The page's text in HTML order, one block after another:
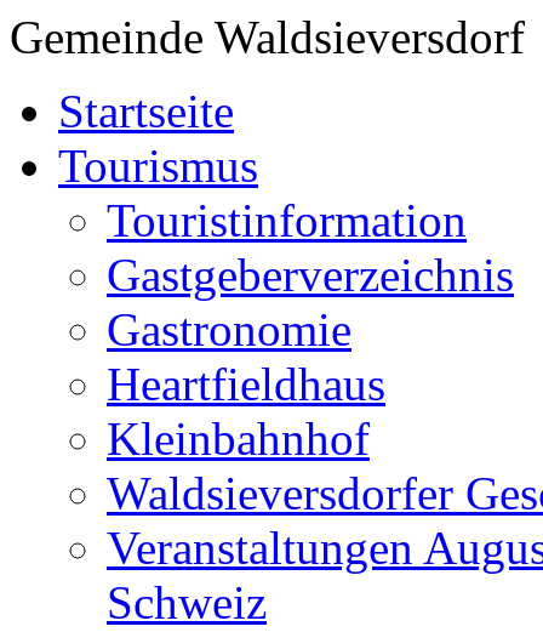
Gemeinde Waldsieversdorf
Startseite
Tourismus
Touristinformation
Gastgeberverzeichnis
Gastronomie
Heartfieldhaus
Kleinbahnhof
Waldsieversdorfer
Veranstaltungen
Schweiz